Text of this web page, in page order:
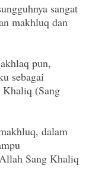
sangat
makhluq dan
pun,
sebagai
Khaliq (Sang
dalam
Sang Khaliq